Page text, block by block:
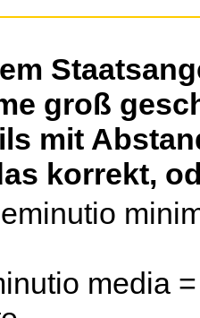
groß
mit
korrekt,
media